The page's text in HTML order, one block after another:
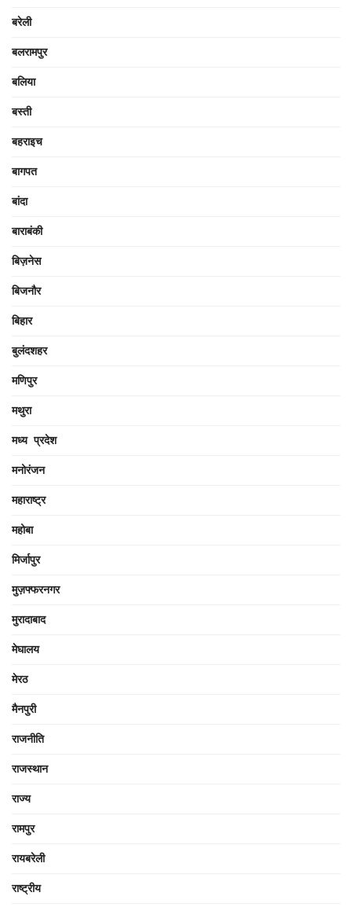
बरेली
बलरामपुर
बलिया
बस्ती
बहराइच
बागपत
बांदा
बाराबंकी
बिज़नेस
बिजनौर
बिहार
बुलंदशहर
मणिपुर
मथुरा
मध्य प्रदेश
मनोरंजन
महाराष्ट्र
महोबा
मिर्जापुर
मुज़फ्फरनगर
मुरादाबाद
मेघालय
मेरठ
मैनपुरी
राजनीति
राजस्थान
राज्य
रामपुर
रायबरेली
राष्ट्रीय